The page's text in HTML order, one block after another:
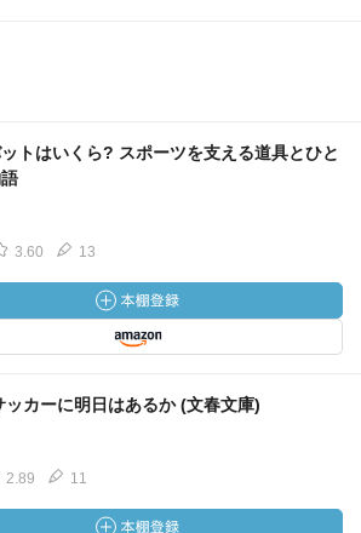
トはいくら? スポーツを支える道具とひと
3.60 13
ッカーに明日はあるか (文春文庫)
2.89 11